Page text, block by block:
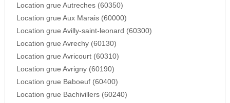
Location grue Autreches (60350)
Location grue Aux Marais (60000)
Location grue Avilly-saint-leonard (60300)
Location grue Avrechy (60130)
Location grue Avricourt (60310)
Location grue Avrigny (60190)
Location grue Baboeuf (60400)
Location grue Bachivillers (60240)